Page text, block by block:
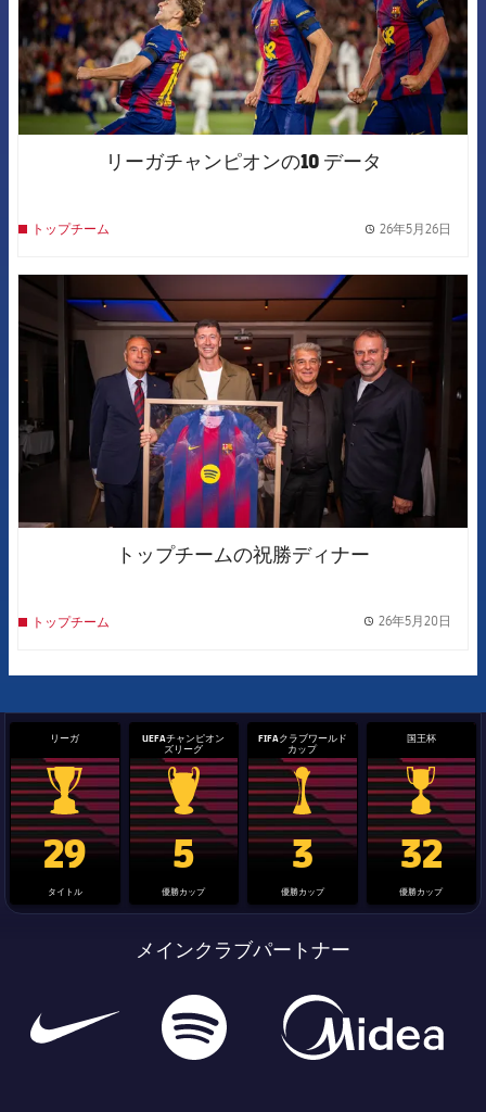
リーガチャンピオンの10 データ
トップチーム 26年5月26日
FCB Barcelona badge
トップチームの祝勝ディナー
トップチーム 26年5月20日
リーガ
La Liga trophy
29
タイトル
UEFAチャンピオン
ズリーグ
Champions League trophy
5
優勝カップ
FIFAクラブワールド
カップ
label.aria.clubworldcup
3
優勝カップ
国王杯
国王杯
32
優勝カップ
メインクラブパートナー